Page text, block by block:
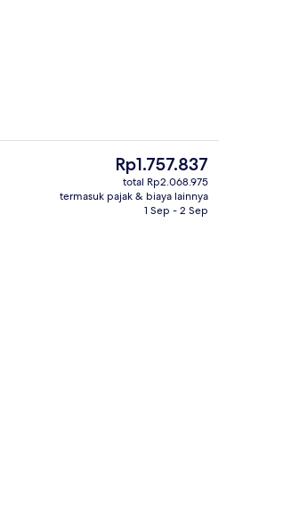
Desain gedung
Harga
saat
ini
Rp1.757.837
Rp1.757.837
total Rp2.068.975
termasuk pajak & biaya lainnya
1 Sep - 2 Sep